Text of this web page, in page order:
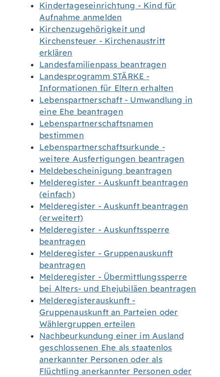
Kindertageseinrichtung - Kind für
Aufnahme anmelden
Kirchenzugehörigkeit und
Kirchensteuer - Kirchenaustritt
erklären
Landesfamilienpass beantragen
Landesprogramm STÄRKE -
Informationen für Eltern erhalten
Lebenspartnerschaft - Umwandlung in
eine Ehe beantragen
Lebenspartnerschaftsnamen
bestimmen
Lebenspartnerschaftsurkunde -
weitere Ausfertigungen beantragen
Meldebescheinigung beantragen
Melderegister - Auskunft beantragen
(einfach)
Melderegister - Auskunft beantragen
(erweitert)
Melderegister - Auskunftssperre
beantragen
Melderegister - Gruppenauskunft
beantragen
Melderegister - Übermittlungssperre
bei Alters- und Ehejubiläen beantragen
Melderegisterauskunft -
Gruppenauskunft an Parteien oder
Wählergruppen erteilen
Nachbeurkundung einer im Ausland
geschlossenen Ehe als staatenlos
anerkannter Personen oder als
Flüchtling anerkannter Personen oder